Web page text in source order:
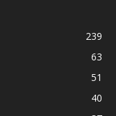
239
63
51
40